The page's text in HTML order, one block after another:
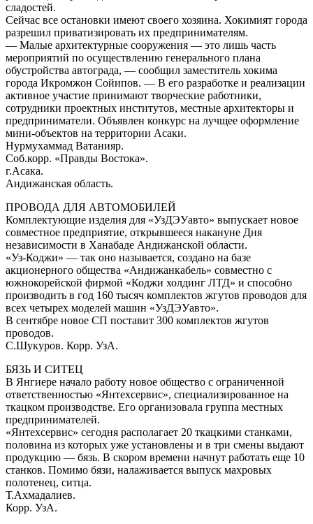
сладостей.
Сейчас все остановки имеют своего хозяина. Хокимият города
разрешил приватизировать их предпринимателям.
— Малые архитектурные сооружения — это лишь часть
мероприятий по осуществлению генерального плана
обустройства автограда, — сообщил заместитель хокима
города Икромжон Сойипов. — В его разработке и реализации
активное участие принимают творческие работники,
сотрудники проектных институтов, местные архитекторы и
предприниматели. Объявлен конкурс на лучщее оформление
мини-объектов на территории Асаки.
Нурмухаммад Ватанияр.
Соб.корр. «Правды Востока».
г.Асака.
Андижанская область.
ПРОВОДА ДЛЯ АВТОМОБИЛЕЙ
Комплектующие изделия для «УзДЭУавто» выпускает новое
совместное предприятие, открывшееся накануне Дня
независимости в Ханабаде Андижанской области.
«Уз-Коджи» — так оно называется, создано на базе
акционерного общества «Андижанкабель» совместно с
южнокорейской фирмой «Коджи холдинг ЛТД» и способно
производить в год 160 тысяч комплектов жгутов проводов для
всех четырех моделей машин «УзДЭУавто».
В сентябре новое СП поставит 300 комплектов жгутов
проводов.
С.Шукуров. Корр. УзА.
БЯЗЬ И СИТЕЦ
В Янгиере начало работу новое общество с ограниченной
ответственностью «Янтехсервис», специализированное на
ткацком производстве. Его организовала группа местных
предпринимателей.
«Янтехсервис» сегодня располагает 20 ткацкими станками,
половина из которых уже установлены и в три смены выдают
продукцию — бязь. В скором времени начнут работать еще 10
станков. Помимо бязи, налаживается выпуск махровых
полотенец, ситца.
Т.Ахмадалиев.
Корр. УзА.